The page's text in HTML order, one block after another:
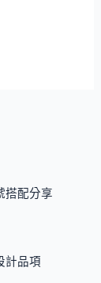
搭配分享
計品項